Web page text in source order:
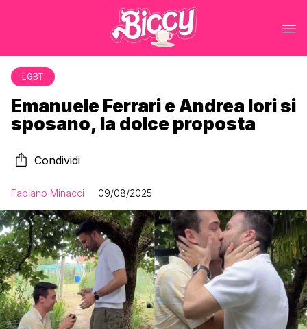
LGBT
Emanuele Ferrari e Andrea Iori si
sposano, la dolce proposta
Condividi
Fabiano Minacci 09/08/2025